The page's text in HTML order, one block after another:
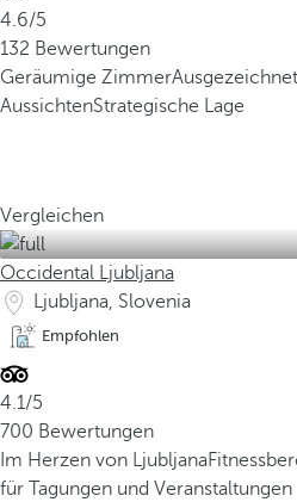
4.6/5
132 Bewertungen
Geräumige Zimmer
AussichtenStrategische Lage
Vergleichen
Occidental Ljubljana
Ljubljana, Slovenia
Empfohlen
4.1/5
700 Bewertungen
Im Herzen von Ljubljana
für Tagungen und Veranstaltungen